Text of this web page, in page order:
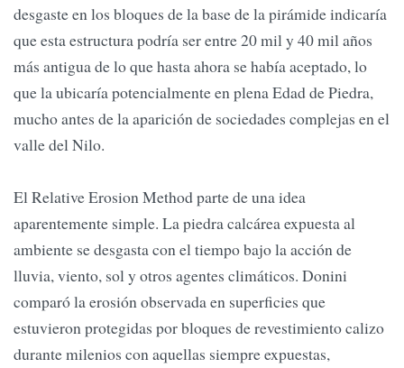
desgaste en los bloques de la base de la pirámide indicaría
que esta estructura podría ser entre 20 mil y 40 mil años
más antigua de lo que hasta ahora se había aceptado, lo
que la ubicaría potencialmente en plena Edad de Piedra,
mucho antes de la aparición de sociedades complejas en el
valle del Nilo.
El Relative Erosion Method parte de una idea
aparentemente simple. La piedra calcárea expuesta al
ambiente se desgasta con el tiempo bajo la acción de
lluvia, viento, sol y otros agentes climáticos. Donini
comparó la erosión observada en superficies que
estuvieron protegidas por bloques de revestimiento calizo
durante milenios con aquellas siempre expuestas,